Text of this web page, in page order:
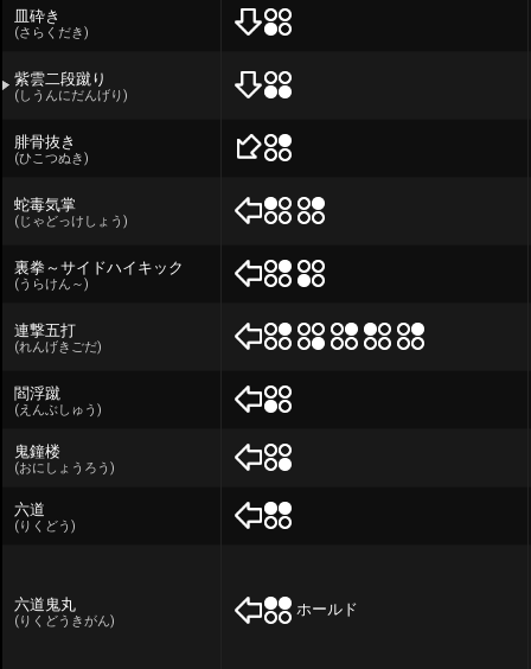
皿砕き
(さらくだき)
紫雲二段蹴り
(しうんにだんげり)
腓骨抜き
(ひこつぬき)
蛇毒気掌
(じゃどっけしょう)
裏拳～サイドハイキック
(うらけん～)
連撃五打
(れんげきごだ)
閻浮蹴
(えんぶしゅう)
鬼鐘楼
(おにしょうろう)
六道
(りくどう)
六道鬼丸
(りくどうきがん)
ホールド